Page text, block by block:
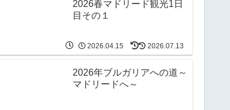
2026春マドリード観光1日
目その１
2026.04.15 2026.07.13
2026年ブルガリアへの道～
マドリードへ～